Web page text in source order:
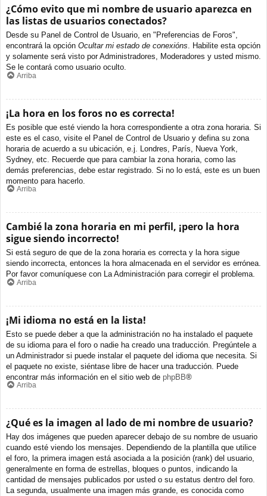
¿Cómo evito que mi nombre de usuario aparezca en
las listas de usuarios conectados?
Desde su Panel de Control de Usuario, en "Preferencias de Foros",
encontrará la opción Ocultar mi estado de conexións. Habilite esta opción
y solamente será visto por Administradores, Moderadores y usted mismo.
Se le contará como usuario oculto.
Arriba
¡La hora en los foros no es correcta!
Es posible que esté viendo la hora correspondiente a otra zona horaria. Si
este es el caso, visite el Panel de Control de Usuario y defina su zona
horaria de acuerdo a su ubicación, e.j. Londres, París, Nueva York,
Sydney, etc. Recuerde que para cambiar la zona horaria, como las
demás preferencias, debe estar registrado. Si no lo está, este es un buen
momento para hacerlo.
Arriba
Cambié la zona horaria en mi perfil, ¡pero la hora
sigue siendo incorrecto!
Si está seguro de que de la zona horaria es correcta y la hora sigue
siendo incorrecta, entonces la hora almacenada en el servidor es errónea.
Por favor comuníquese con La Administración para corregir el problema.
Arriba
¡Mi idioma no está en la lista!
Esto se puede deber a que la administración no ha instalado el paquete
de su idioma para el foro o nadie ha creado una traducción. Pregúntele a
un Administrador si puede instalar el paquete del idioma que necesita. Si
el paquete no existe, siéntase libre de hacer una traducción. Puede
encontrar más información en el sitio web de phpBB®
Arriba
¿Qué es la imagen al lado de mi nombre de usuario?
Hay dos imágenes que pueden aparecer debajo de su nombre de usuario
cuando esté viendo los mensajes. Dependiendo de la plantilla que utilice
el foro, la primera imagen está asociada a la posición (rank) del usuario,
generalmente en forma de estrellas, bloques o puntos, indicando la
cantidad de mensajes publicados por usted o su estatus dentro del foro.
La segunda, usualmente una imagen más grande, es conocida como